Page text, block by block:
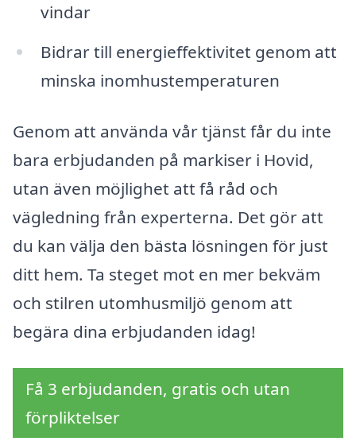
vindar
Bidrar till energieffektivitet genom att
minska inomhustemperaturen
Genom att använda vår tjänst får du inte
bara erbjudanden på markiser i Hovid,
utan även möjlighet att få råd och
vägledning från experterna. Det gör att
du kan välja den bästa lösningen för just
ditt hem. Ta steget mot en mer bekväm
och stilren utomhusmiljö genom att
begära dina erbjudanden idag!
Få 3 erbjudanden, gratis och utan
förpliktelser